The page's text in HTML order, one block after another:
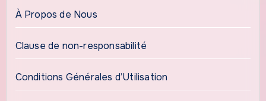
À Propos de Nous
Clause de non-responsabilité
Conditions Générales d’Utilisation